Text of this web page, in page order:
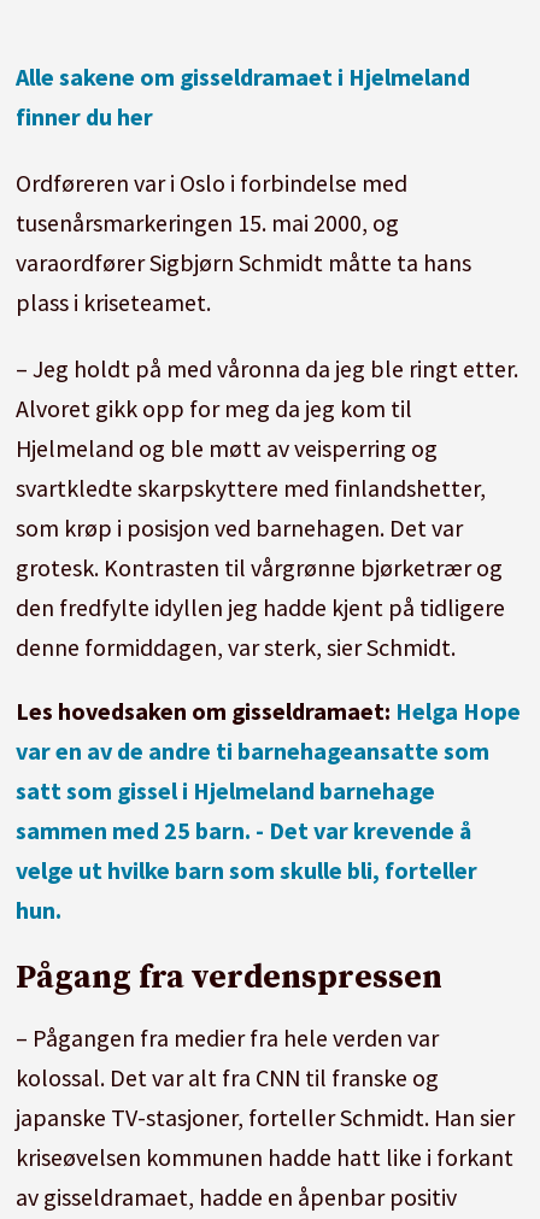
Alle sakene om gisseldramaet i Hjelmeland
finner du her
Ordføreren var i Oslo i forbindelse med
tusenårsmarkeringen 15. mai 2000, og
varaordfører Sigbjørn Schmidt måtte ta hans
plass i kriseteamet.
– Jeg holdt på med våronna da jeg ble ringt etter.
Alvoret gikk opp for meg da jeg kom til
Hjelmeland og ble møtt av veisperring og
svartkledte skarpskyttere med finlandshetter,
som krøp i posisjon ved barnehagen. Det var
grotesk. Kontrasten til vårgrønne bjørketrær og
den fredfylte idyllen jeg hadde kjent på tidligere
denne formiddagen, var sterk, sier Schmidt.
Les hovedsaken om gisseldramaet: Helga Hope
var en av de andre ti barnehageansatte som
satt som gissel i Hjelmeland barnehage
sammen med 25 barn. - Det var krevende å
velge ut hvilke barn som skulle bli, forteller
hun.
Pågang fra verdenspressen
– Pågangen fra medier fra hele verden var
kolossal. Det var alt fra CNN til franske og
japanske TV-stasjoner, forteller Schmidt. Han sier
kriseøvelsen kommunen hadde hatt like i forkant
av gisseldramaet, hadde en åpenbar positiv